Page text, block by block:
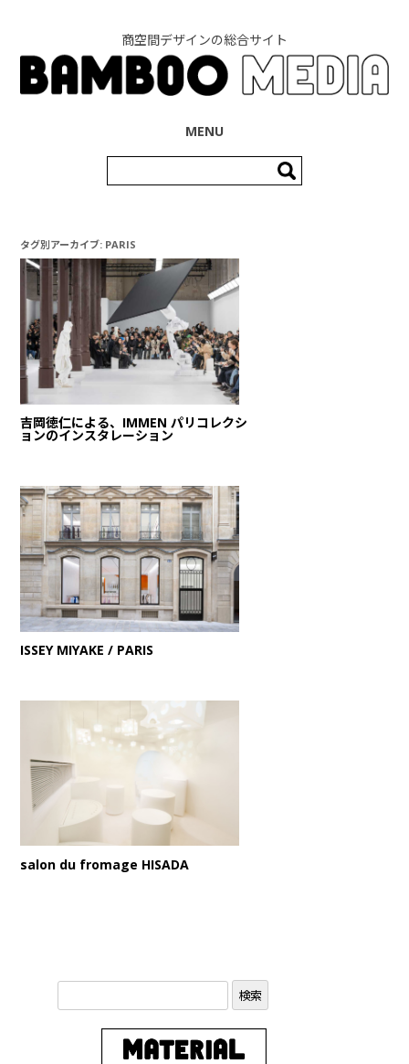
商空間デザインの総合サイト
MENU
索:
タグ別アーカイブ: PARIS
吉岡徳仁による、IMMEN パリコレクシ
ョンのインスタレーション
ISSEY MIYAKE / PARIS
salon du fromage HISADA
索: